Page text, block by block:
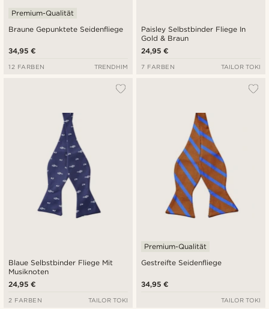
Braune Gepunktete Seidenfliege
Premium-Qualität
34,95 €
12 FARBEN TRENDHIM
Paisley Selbstbinder Fliege In
Gold & Braun
24,95 €
7 FARBEN TAILOR TOKI
Blaue Selbstbinder Fliege Mit
Musiknoten
24,95 €
2 FARBEN TAILOR TOKI
Gestreifte Seidenfliege
Premium-Qualität
34,95 €
TAILOR TOKI